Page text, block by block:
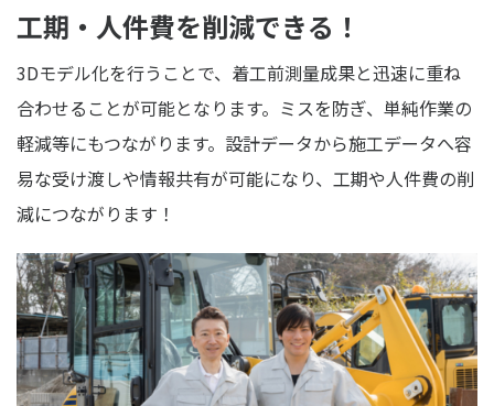
工期・人件費を削減できる！
3Dモデル化を行うことで、着工前測量成果と迅速に重ね
合わせることが可能となります。ミスを防ぎ、単純作業の
軽減等にもつながります。設計データから施工データへ容
易な受け渡しや情報共有が可能になり、工期や人件費の削
減につながります！